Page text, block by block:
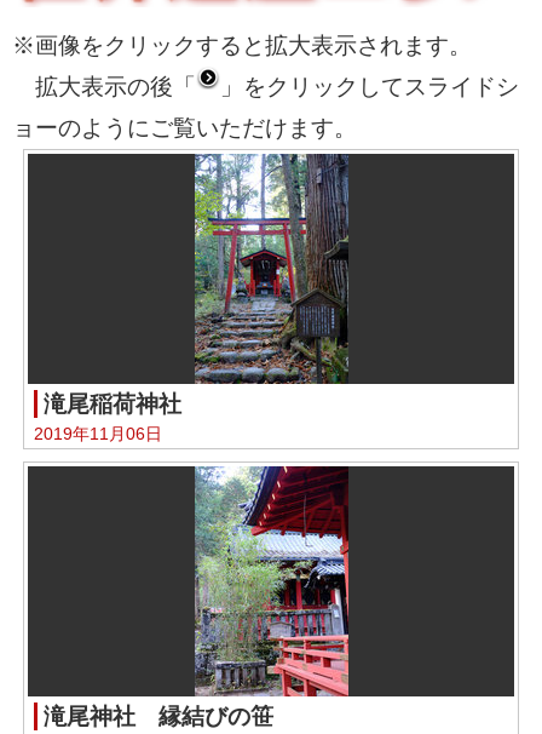
※画像をクリックすると拡大表示されます。
拡大表示の後「
」をクリックしてスライドシ
ョーのようにご覧いただけます。
滝尾稲荷神社
2019年11月06日
滝尾神社 縁結びの笹